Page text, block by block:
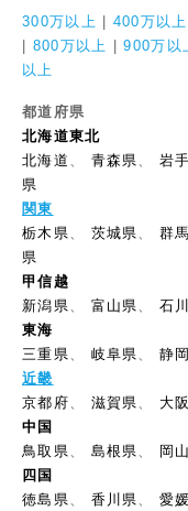
300万以上 400万以上
800万以上 |900万以
以上
都道府県
北海道東北
北海道
青森県 、岩
県
関東
栃木県
茨城県 、群
県
甲信越
新潟県
富山県 、石
東海
三重県
岐阜県 、静
近畿
京都府
滋賀県 大
中国
鳥取県
島根県 岡
四国
徳島県
香川県 、愛